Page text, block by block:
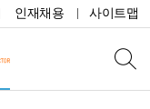
인재채용 사이트맵